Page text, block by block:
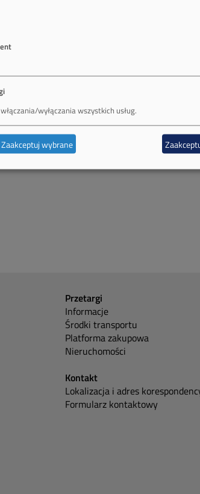
Przetargi
Informacje
Środki transportu
Platforma zakupowa
Nieruchomości
Kontakt
Lokalizacja i adres
Formularz kontaktowy
wyłączania wszystkich usług.
Zaakceptuj wybrane